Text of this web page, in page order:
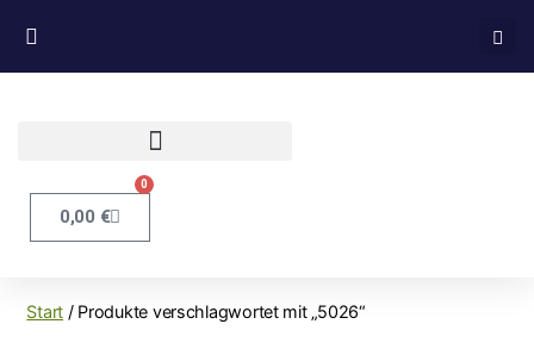
0,00 €
0
Start / Produkte verschlagwortet mit „5026“